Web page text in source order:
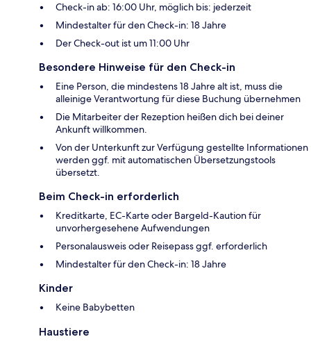
Check-in ab: 16:00 Uhr, möglich bis: jederzeit
Mindestalter für den Check-in: 18 Jahre
Der Check-out ist um 11:00 Uhr
Besondere Hinweise für den Check-in
Eine Person, die mindestens 18 Jahre alt ist, muss die
alleinige Verantwortung für diese Buchung übernehmen
Die Mitarbeiter der Rezeption heißen dich bei deiner
Ankunft willkommen.
Von der Unterkunft zur Verfügung gestellte Informationen
werden ggf. mit automatischen Übersetzungstools
übersetzt.
Beim Check-in erforderlich
Kreditkarte, EC-Karte oder Bargeld-Kaution für
unvorhergesehene Aufwendungen
Personalausweis oder Reisepass ggf. erforderlich
Mindestalter für den Check-in: 18 Jahre
Kinder
Keine Babybetten
Haustiere